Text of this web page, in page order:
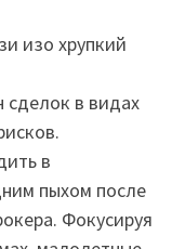
изо хрупкий
сделок в видах
в
пыхом после
Фокусируя